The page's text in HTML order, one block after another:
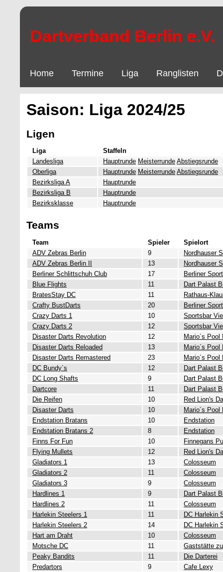
Dartverband Berlin e.V.
Home Termine Liga Ranglisten
Saison: Liga 2024/25
Ligen
Liga
Staffeln
Landesliga
Hauptrunde Meisterrunde Abstiegsrunde
Oberliga
Hauptrunde Meisterrunde Abstiegsrunde
Bezirksliga A
Hauptrunde
Bezirksliga B
Hauptrunde
Bezirksklasse
Hauptrunde
Teams
Team Spieler
Spielort
ADV Zebras Berlin
9
Nordhauser
ADV Zebras Berlin II
13
Nordhauser
Berliner Schlittschuh Club
17
Berliner
Blue Flights
11
Dart Palast
BratesStay DC
11
Rathaus-
Crafty BustDarts
20
Berliner
Crazy Darts 1
10
Sportsbar
Crazy Darts 2
12
Sportsbar
Disaster Darts Revolution
12
Mario´s Pool
Disaster Darts Reloaded
13
Mario´s Pool
Disaster Darts Remastered
23
Mario´s Pool
DC Bundy´s
12
Dart Palast
DC Long Shafts
9
Dart Palast
Dartcore
11
Dart Palast
Die Reifen
10
Red Lion's
Disaster Darts
10
Mario´s Pool
Endstation Bratans
10
Endstation
Endstation Bratans 2
8
Endstation
Finns For Fun
10
Finnegans
Flying Mullets
12
Red Lion's
Gladiators 1
13
Colosseum
Gladiators 2
11
Colosseum
Gladiators 3
9
Colosseum
Hardlines 1
9
Dart Palast
Hardlines 2
11
Colosseum
Harlekin Steelers 1
11
DC Harlekin
Harlekin Steelers 2
14
DC Harlekin
Hart am Draht
10
Colosseum
Motsche DC
11
Gaststätte
Peaky Bandits
11
Die Darterei
Predartors
9
Cafe Lexy